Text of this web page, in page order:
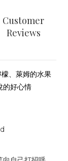
Customer
Reviews
、萊姆的水果
的好心情